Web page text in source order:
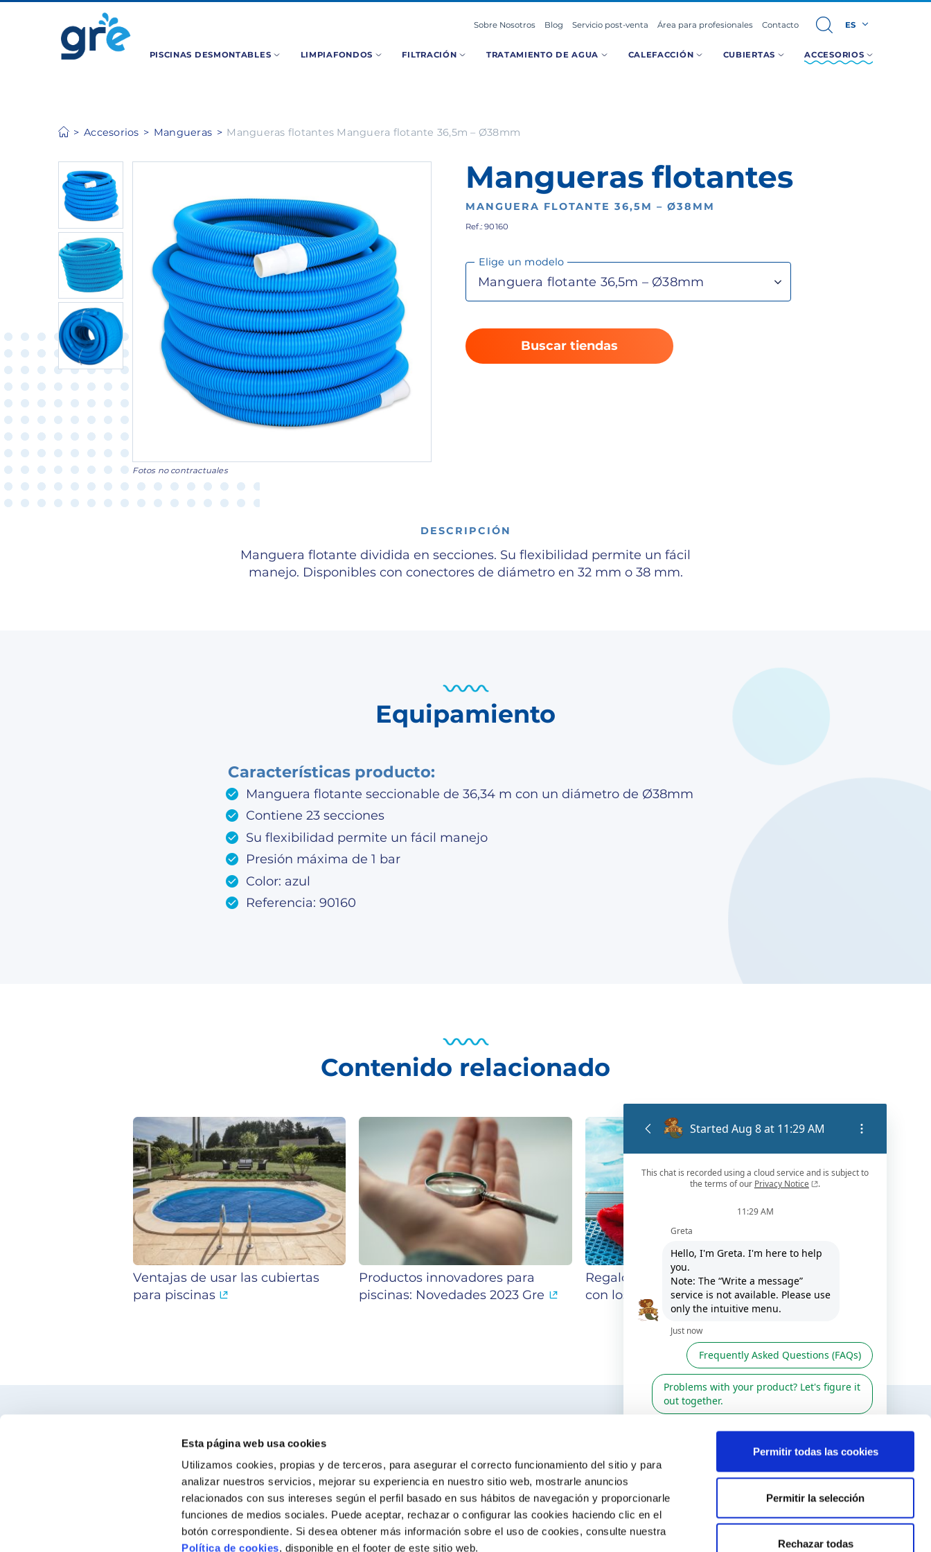
Esta página web usa cookies
Utilizamos cookies, propias y de terceros, para asegurar el correcto funcionamiento del sitio y para
analizar nuestros servicios, mejorar su experiencia en nuestro sitio web, mostrarle anuncios
relacionados con sus intereses según el perfil basado en sus hábitos de navegación y proporcionarle
funciones de medios sociales. Puede aceptar, rechazar o configurar las cookies haciendo clic en el
botón correspondiente. Si desea obtener más información sobre el uso de cookies, consulte nuestra
Política de cookies, disponible en el footer de este sitio web.
Permitir todas las cookies
Permitir la selección
Rechazar todas
PISCINAS DESMONTABLES LIMPIAFONDOS FILTRACIÓN TRATAMIENTO DE AGUA CALEFACCIÓN CUBIERTAS ACCESORIOS
Sobre Nosotros Blog Servicio post-venta Área para profesionales Contacto ES
Accesorios Mangueras Mangueras flotantes Manguera flotante 36,5m – Ø38mm
Fotos no contractuales
Elige un modelo
Mangueras flotantes
MANGUERA FLOTANTE 36,5M – Ø38MM
Ref.: 90160
Buscar tiendas
DESCRIPCIÓN
Manguera flotante dividida en secciones. Su flexibilidad permite un fácil
manejo. Disponibles con conectores de diámetro en 32 mm o 38 mm.
Equipamiento
Características producto:
Manguera flotante seccionable de 36,34 m con un diámetro de Ø38mm
Contiene 23 secciones
Su flexibilidad permite un fácil manejo
Presión máxima de 1 bar
Color: azul
Referencia: 90160
Contenido relacionado
Ventajas de usar las cubiertas
para piscinas
Productos innovadores para
piscinas: Novedades 2023 Gre
Regalos para Piscina Originales
con los que Disfrutar
Busca tu tienda
Buscar instalador
Servicio de postventa
Catálogo Gre / Zodiac
SÍGUENOS EN